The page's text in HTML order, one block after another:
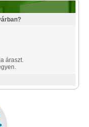
áraszt.